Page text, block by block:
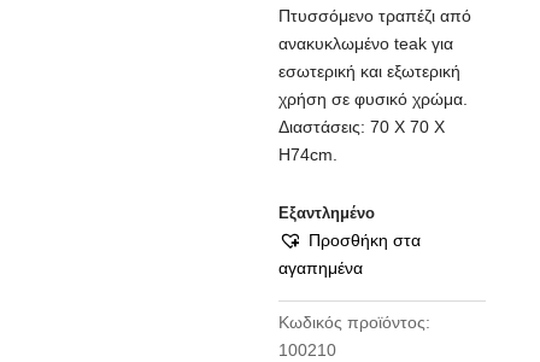
Πτυσσόμενο τραπέζι από
ανακυκλωμένο teak για
εσωτερική και εξωτερική
χρήση σε φυσικό χρώμα.
Διαστάσεις: 70 Χ 70 Χ
Η74cm.
Εξαντλημένο
Προσθήκη στα
αγαπημένα
Κωδικός προϊόντος:
100210